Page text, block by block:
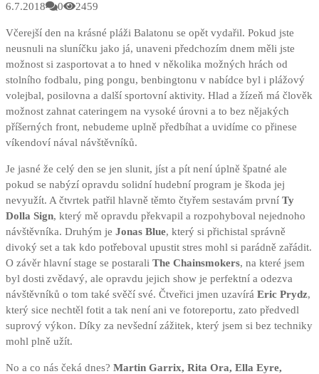
6.7.2018 0 2459
Včerejší den na krásné pláži Balatonu se opět vydařil. Pokud jste
neusnuli na sluníčku jako já, unaveni předchozím dnem měli jste
možnost si zasportovat a to hned v několika možných hrách od
stolního fodbalu, ping pongu, benbingtonu v nabídce byl i plážový
volejbal, posilovna a další sportovní aktivity. Hlad a žízeň má člověk
možnost zahnat cateringem na vysoké úrovni a to bez nějakých
příšerných front, nebudeme uplně předbíhat a uvidíme co přinese
víkendoví nával návštěvníků.
Je jasné že celý den se jen slunit, jíst a pít není úplně špatné ale
pokud se nabýzí opravdu solidní hudební program je škoda jej
nevyužít. A čtvrtek patřil hlavně těmto čtyřem sestavám první Ty
Dolla Sign, který mě opravdu překvapil a rozpohyboval nejednoho
návštěvníka. Druhým je Jonas Blue, který si přichistal správně
divoký set a tak kdo potřeboval upustit stres mohl si parádně zařádit.
O závěr hlavní stage se postarali The Chainsmokers, na které jsem
byl dosti zvědavý, ale opravdu jejich show je perfektní a odezva
návštěvníků o tom také svěčí své. Čtveřici jmen uzavírá Eric Prydz,
který sice nechtěl fotit a tak není ani ve fotoreportu, zato předvedl
suprový výkon. Díky za nevšední zážitek, který jsem si bez techniky
mohl plně užít.
No a co nás čeká dnes? Martin Garrix, Rita Ora, Ella Eyre,